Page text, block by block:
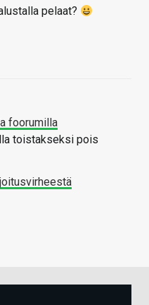
pelaat?
foorumilla
toistakseksi pois